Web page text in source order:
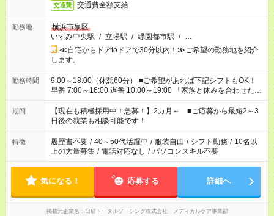
交通費 交通費全額支給
勤務地
横浜市泉区
いずみ中央駅 / 立場駅 / 緑園都市駅 / …
≪自宅からドアtoドアで30分以内！≫ご希望の勤務地を紹介
します。
勤務時間
9:00～18:00（休憩60分） ■ご希望があれば下記シフトもOK！
早番 7:00～16:00 遅番 10:00～19:00 「家族と休みを合わせた
い」 「余裕を持って夕飯の準備がしたい」 「できれば残業はし
たくない」 など、ご希望を教えてくださいね。 ※Wワーク希望
の方へ 今ご覧のお仕事で希望する勤務時間と、もう1つのお仕事
の勤務時間。 合計で週40時間を超える場合は応募できません。
期間
【現在も積極採用中！急募！】2カ月～ ■ご応募から最短2～3
日後の就業も相談可能です！
特徴 履歴書不要 / 40～50代活躍中 / 服装自由 / シフト勤務 / 10名以
上の大量募集 / 電話対応なし / パソコンスキル不要
気になる！ 応募する 詳細へ
掲載元企業名 日研トータルソーシング株式会社 メディカルケア事業部